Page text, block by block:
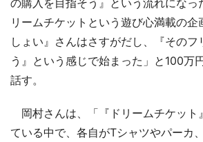
リームチケットという遊び心満載の企
しょい』さんはさすがだし、『そのフ
う』という感じで始まった」と100万
話す。
岡村さんは、「『ドリームチケット
ている中で、各自がTシャツやパーカ